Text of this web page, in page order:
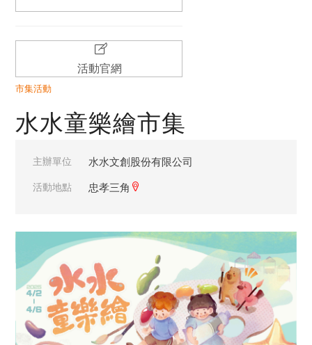
活動官網
市集活動
水水童樂繪市集
主辦單位 水水文創股份有限公司
活動地點 忠孝三角